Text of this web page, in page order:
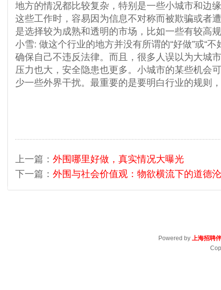
地方的情况都比较复杂，特别是一些小城市和边
这些工作时，容易因为信息不对称而被欺骗或者
是选择较为成熟和透明的市场，比如一些有较高
小雪: 做这个行业的地方并没有所谓的“好做”或“
确保自己不违反法律。而且，很多人误以为大城
压力也大，安全隐患也更多。小城市的某些机会
少一些外界干扰。最重要的是要明白行业的规则
上一篇： 外围哪里好做，真实情况大曝光
下一篇： 外围与社会价值观：物欲横流下的道德
Powered by 上海招聘